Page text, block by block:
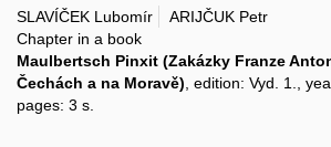
SLAVÍČEK Lubomír
ARIJČUK Petr
Chapter in a book
Maulbertsch Pinxit (Zakázky Franze
Čechách a na Moravě) , edition: Vyd. 1.,
pages: 3 s.